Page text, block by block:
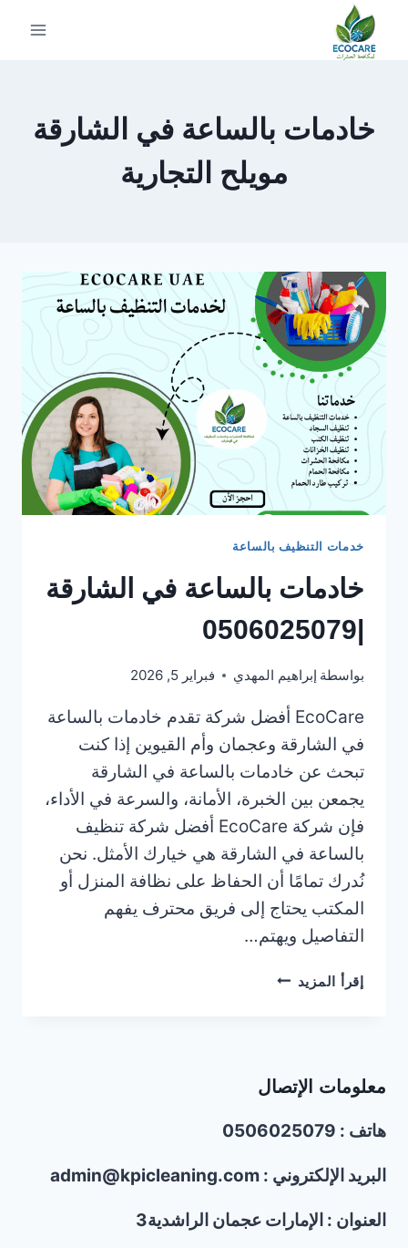
التجاوز
خادمات بالساعة في الشارقة
مويلح التجارية
خدمات التنظيف بالساعة
خادمات بالساعة في الشارقة
بواسطة إبراهيم المهدي فبراير 5, 2026
EcoCare أفضل شركة تقدم خادمات بالساعة
في الشارقة وعجمان وأم القيوين إذا كنت
تبحث عن خادمات بالساعة في الشارقة
يجمعن بين الخبرة، الأمانة، والسرعة في الأداء،
فإن شركة EcoCare أفضل شركة تنظيف
بالساعة في الشارقة هي خيارك الأمثل. نحن
نُدرك تمامًا أن الحفاظ على نظافة المنزل أو
المكتب يحتاج إلى فريق محترف يفهم
التفاصيل ويهتم…
إقرأ المزيد خادمات
معلومات الإتصال
هاتف : 0506025079
البريد الإلكتروني : admin@kpicleaning.com
العنوان : الإمارات عجمان الراشدية3